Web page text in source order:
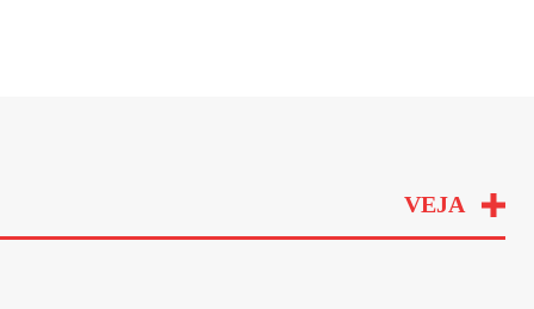
VEJA